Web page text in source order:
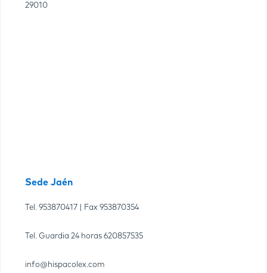
29010
Sede Jaén
Tel. 953870417 | Fax 953870354
Tel. Guardia 24 horas 620857535
info@hispacolex.com